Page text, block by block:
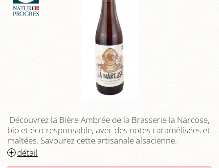
Découvrez la Bière Ambrée de la Brasserie la Narcose,
bio et éco-responsable, avec des notes caramélisées et
maltées. Savourez cette artisanale alsacienne.
détail